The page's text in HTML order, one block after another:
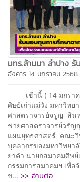
มทร.ล้านนา ลำปาง
อังคาร 14 มกราคม 2568
เช้านี้ ( 14 มกราคม
ศิษย์เก่าแม่วัง มหาวิท
ศาสตราจารย์จรูญ สิน
ช่วยศาสตราจารย์วรั
แผนยุทธศาสตร์ คณะวิ
บุคลากรของมหาวิทยา
ยาคำ นายกสมาคมศิษ
กรรมการสมาคมฯ เพื่
ข... >> อ่านต่อ